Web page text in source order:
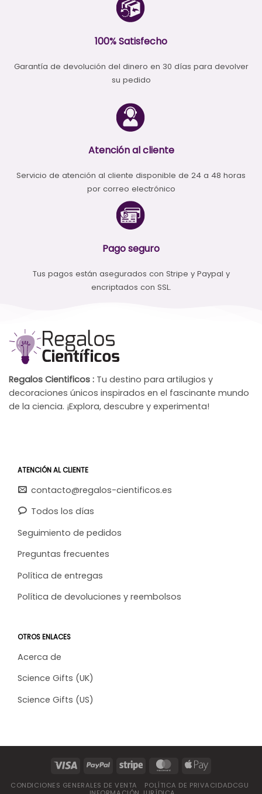
100% Satisfecho
Garantía de devolución del dinero en 30 días para devolver
su pedido
Atención al cliente
Servicio de atención al cliente disponible de 24 a 48 horas
por correo electrónico
Pago seguro
Tus pagos están asegurados con Stripe y Paypal y
encriptados con SSL.
Regalos Cientificos : Tu destino para artilugios y
decoraciones únicos inspirados en el fascinante mundo
de la ciencia. ¡Explora, descubre y experimenta!
ATENCIÓN AL CLIENTE
contacto@regalos-cientificos.es
Todos los días
Seguimiento de pedidos
Preguntas frecuentes
Política de entregas
Política de devoluciones y reembolsos
OTROS ENLACES
Acerca de
Science Gifts (UK)
Science Gifts (US)
CONDICIONES GENERALES DE VENTA
POLÍTICA DE PRIVACIDADCGU